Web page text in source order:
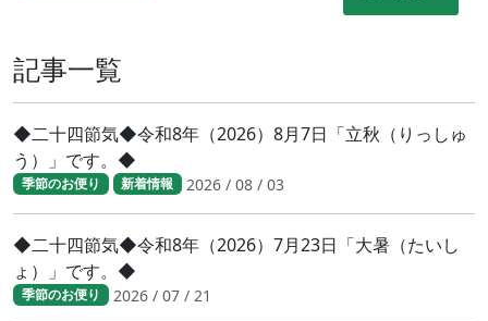
記事一覧
◆二十四節気◆令和8年（2026）8月7日「立秋（りっしゅ
う）」です。◆
季節のお便り 新着情報 2026 / 08 / 03
◆二十四節気◆令和8年（2026）7月23日「大暑（たいし
ょ）」です。◆
季節のお便り 2026 / 07 / 21